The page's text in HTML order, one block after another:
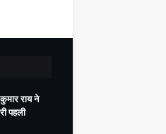
राय ने
पहली